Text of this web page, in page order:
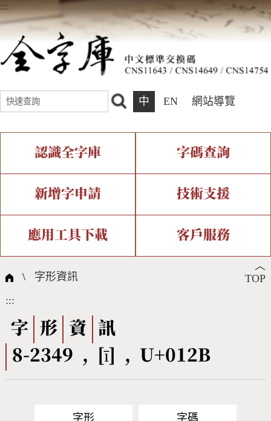
:::
中 EN 網站導覽
認識全字庫
全字庫介紹 全字庫現況
中文碼介紹 專有名詞介紹
國際字碼相關組織
字碼查詢
IDS查詢 部件查詢
複合查詢 注音查詢
筆畫查詢
筆順序查詢
CNS查詢 Unicode查詢
新增字申請
新字申請處理流程
技術支援
字形即時顯示 造字解決方案
全字庫授權 轉碼Web Service
應用工具下載
個人電腦造字處理工具
字形下載
客戶服務
問題集
熱門查詢統計
︿
TOP
\ 字形資訊
:::
字 形 資
訊
8-2349 , [ī] , U+012B
字形 字碼